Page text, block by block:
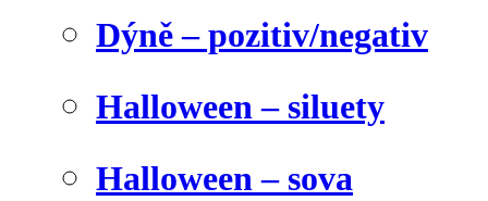
Dýně – pozitiv/negativ
Halloween – siluety
Halloween – sova